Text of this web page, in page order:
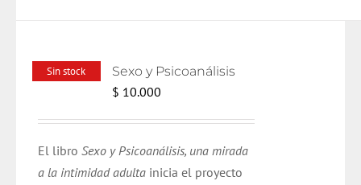
Sin stock Sexo y Psicoanálisis
$ 10.000
El libroSexo y Psicoanálisis, una mirada
a la intimidad adulta inicia el proyecto